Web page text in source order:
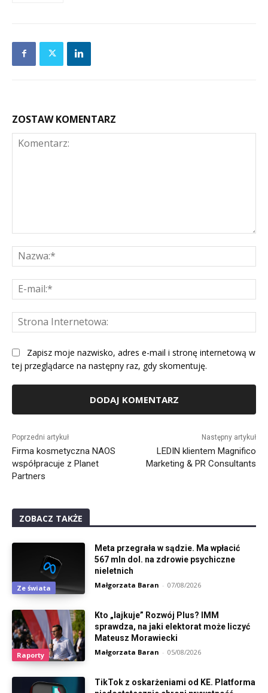
ZOSTAW KOMENTARZ
Zapisz moje nazwisko, adres e-mail i stronę internetową w
tej przeglądarce na następny raz, gdy skomentuję.
Poprzedni artykuł
Firma kosmetyczna NAOS
współpracuje z Planet
Partners
Następny artykuł
LEDIN klientem Magnifico
Marketing & PR Consultants
ZOBACZ TAKŻE
Ze świata
Meta przegrała w sądzie. Ma wpłacić
567 mln dol. na zdrowie psychiczne
nieletnich
Małgorzata Baran - 07/08/2026
Raporty
Kto „lajkuje” Rozwój Plus? IMM
sprawdza, na jaki elektorat może liczyć
Mateusz Morawiecki
Małgorzata Baran - 05/08/2026
TikTok z oskarżeniami od KE. Platforma